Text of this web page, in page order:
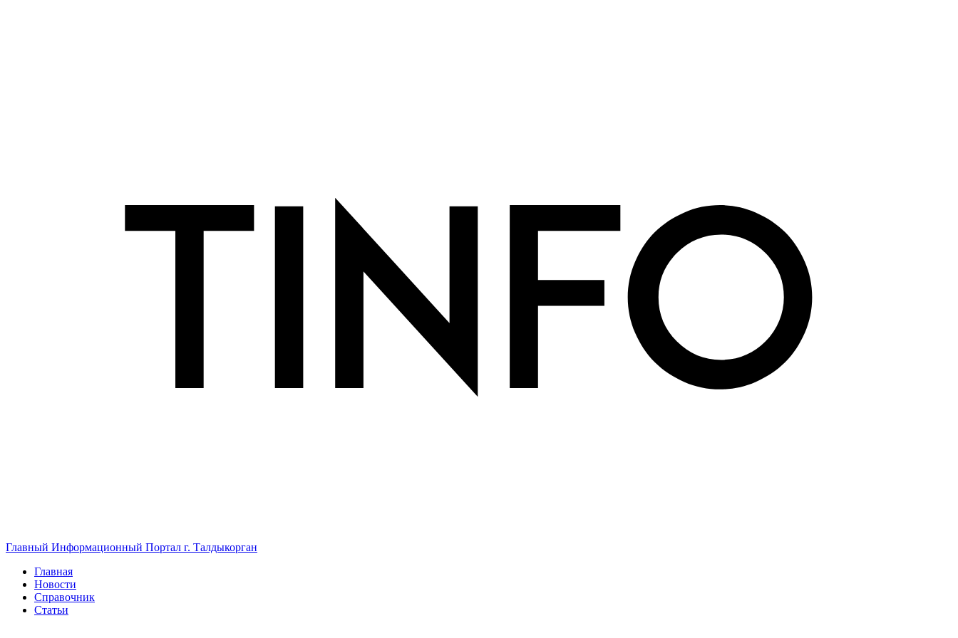
Главный Информационный Портал г. Талдыкорган
Главная
Новости
Справочник
Статьи